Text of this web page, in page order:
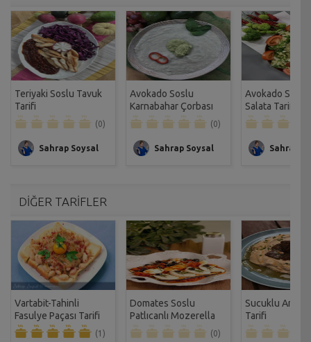
Teriyaki Soslu Tavuk
Tarifi
(0)
Sahrap Soysal
Avokado Soslu
Karnabahar Çorbası
Tarifi
(0)
Sahrap Soysal
Avokado Soslu
Salata Tarifi
Sahrap
DİĞER TARİFLER
Vartabit-Tahinli
Fasulye Paçası Tarifi
(1)
Domates Soslu
Patlıcanlı Mozerella
Tarifi
(0)
Sucuklu
Tarifi